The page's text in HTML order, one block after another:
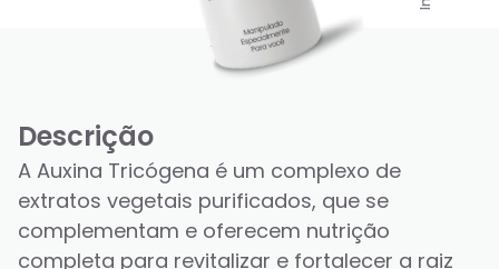
Descrição
A Auxina Tricógena é um complexo de
extratos vegetais purificados, que se
complementam e oferecem nutrição
completa para revitalizar e fortalecer a raiz